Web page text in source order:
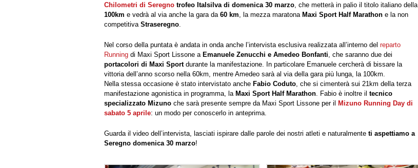
Chilometri di Seregno trofeo Italsilva di domenica 30 marzo , che metterà in palio il titolo italiano della
100km e vedrà al via anche la gara da 60 km , la mezza maratona Maxi Sport Half Marathon e la non
competitiva Straseregno
Nel corso della puntata è andata in onda anche l’intervista esclusiva realizzata all’interno del reparto
Running di Maxi Sport Lissone a Emanuele Zenucchi e Amedeo Bonfanti , che saranno due dei
portacolori di Maxi Sportdurante la manifestazione. In particolare Emanuele cercherà di bissare la
vittoria dell’anno scorso nella 60km, mentre Amedeo sarà al via della gara più lunga, la 100km.
Nella stessa occasione è stato intervistato anche Fabio Coduto , che si cimenterà sui 21km della terza
manifestazione agonistica in programma, la Maxi Sport Half Marathon . Fabio è inoltre il tecnico
specializzato Mizuno che sarà presente sempre da Maxi Sport Lissone per il Mizuno Running Day di
sabato 5 aprile: un modo per conoscerlo in anteprima.
Guarda il video dell’intervista, lasciati ispirare dalle parole dei nostri atleti e naturalmente ti aspettiamo a
Seregno domenica 30 marzo!